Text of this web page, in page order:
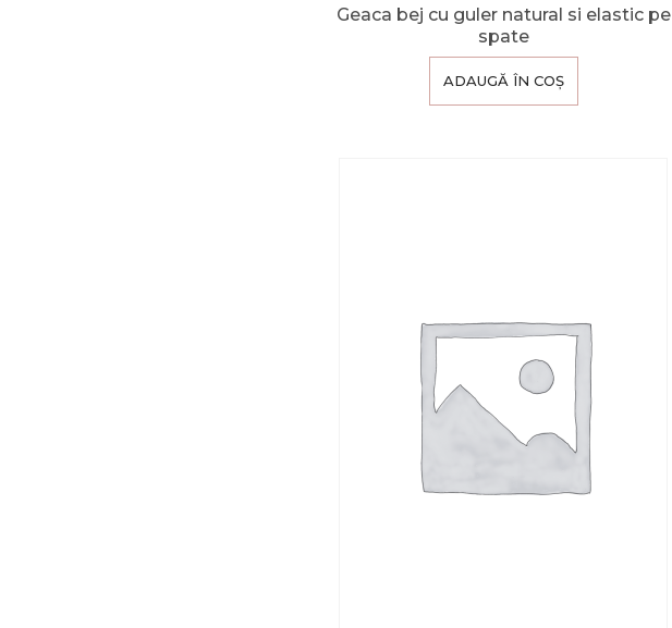
Geaca bej cu guler natural si elastic pe
spate
ADAUGĂ ÎN COȘ